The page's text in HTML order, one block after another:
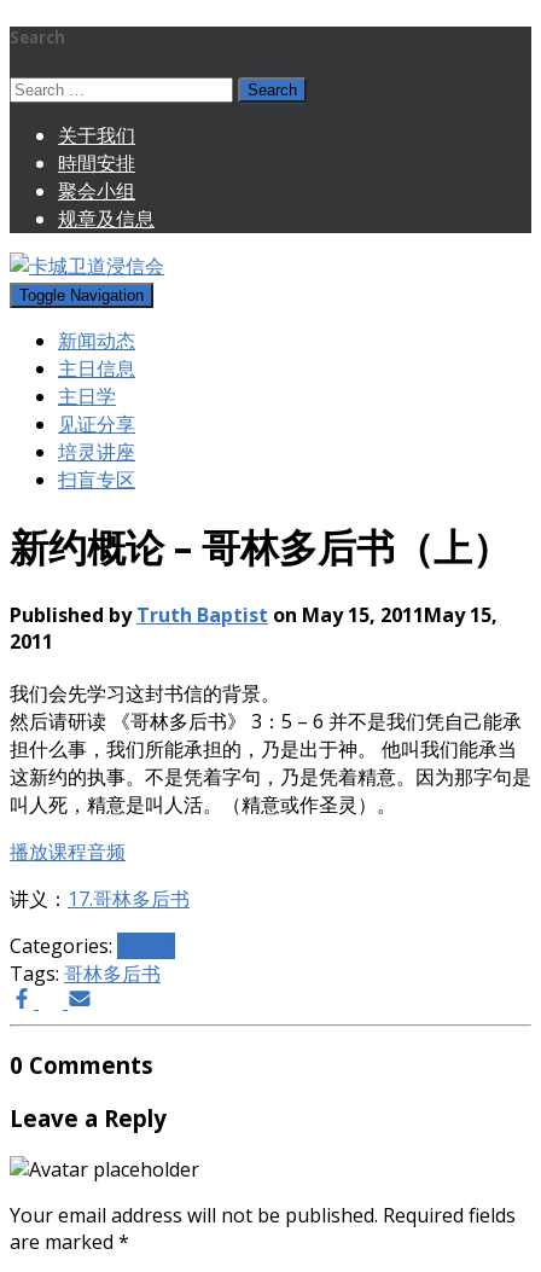
Search
Search
关于我们
時間安排
聚会小组
规章及信息
Toggle Navigation
新闻动态
主日信息
主日学
见证分享
培灵讲座
扫盲专区
新约概论 – 哥林多后书（上）
Published byTruth Baptist on May 15, 2011May 15,
2011
我们会先学习这封书信的背景。
然后请研读 《哥林多后书》 3：5 – 6 并不是我们凭自己能承
担什么事，我们所能承担的，乃是出于神。 他叫我们能承当
这新约的执事。不是凭着字句，乃是凭着精意。因为那字句是
叫人死，精意是叫人活。（精意或作圣灵）。
播放课程音频
讲义： 17.哥林多后书
Categories:
Tags: 哥林多后书
0 Comments
Leave a Reply
Your email address will not be published. Required fields
are marked *